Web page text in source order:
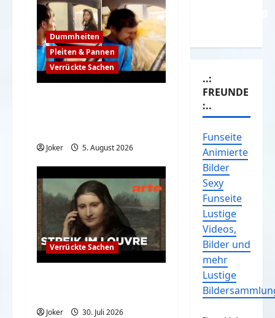
Dummheiten
Pleiten & Pannen
Verrückte Sachen
Joker 5. August 2026
Verrückte Sachen
Joker 30. Juli 2026
..:
FREUNDE
:..
Funseite
Animierte
Bilder
Sexy
Funseite
Lustige
Videos,
Bilder und
mehr
Lustige